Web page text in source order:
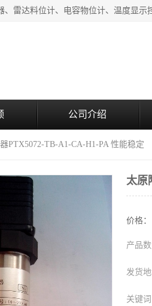
公司介绍
PTX5072-TB-A1-CA-H1-PA 性能稳定
太原
价格：
产品数
发货地
关键词